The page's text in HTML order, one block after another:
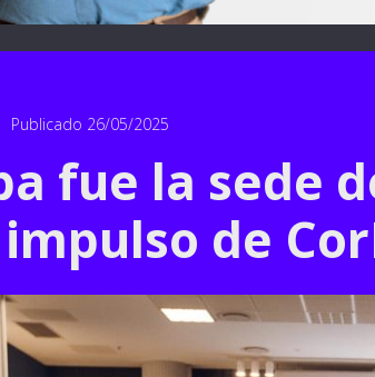
Publicado 26/05/2025
fue la sede
de